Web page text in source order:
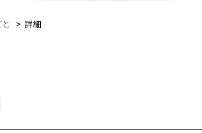
> 詳細